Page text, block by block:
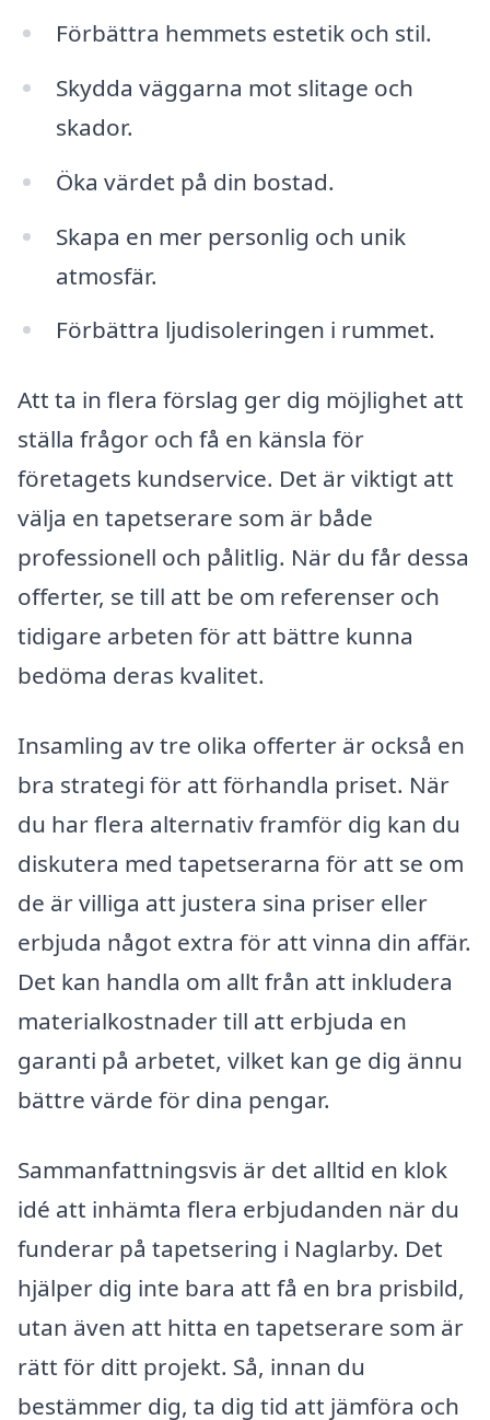
Förbättra hemmets estetik och stil.
Skydda väggarna mot slitage och
skador.
Öka värdet på din bostad.
Skapa en mer personlig och unik
atmosfär.
Förbättra ljudisoleringen i rummet.
Att ta in flera förslag ger dig möjlighet att
ställa frågor och få en känsla för
företagets kundservice. Det är viktigt att
välja en tapetserare som är både
professionell och pålitlig. När du får dessa
offerter, se till att be om referenser och
tidigare arbeten för att bättre kunna
bedöma deras kvalitet.
Insamling av tre olika offerter är också en
bra strategi för att förhandla priset. När
du har flera alternativ framför dig kan du
diskutera med tapetserarna för att se om
de är villiga att justera sina priser eller
erbjuda något extra för att vinna din affär.
Det kan handla om allt från att inkludera
materialkostnader till att erbjuda en
garanti på arbetet, vilket kan ge dig ännu
bättre värde för dina pengar.
Sammanfattningsvis är det alltid en klok
idé att inhämta flera erbjudanden när du
funderar på tapetsering i Naglarby. Det
hjälper dig inte bara att få en bra prisbild,
utan även att hitta en tapetserare som är
rätt för ditt projekt. Så, innan du
bestämmer dig, ta dig tid att jämföra och